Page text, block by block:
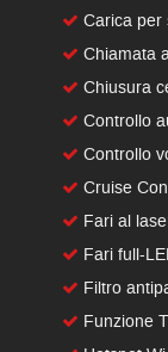
Carica per
Chiamata
Chiusura
Controllo
Controllo
Cruise
Fari al
Fari full-
Filtro
Funzione